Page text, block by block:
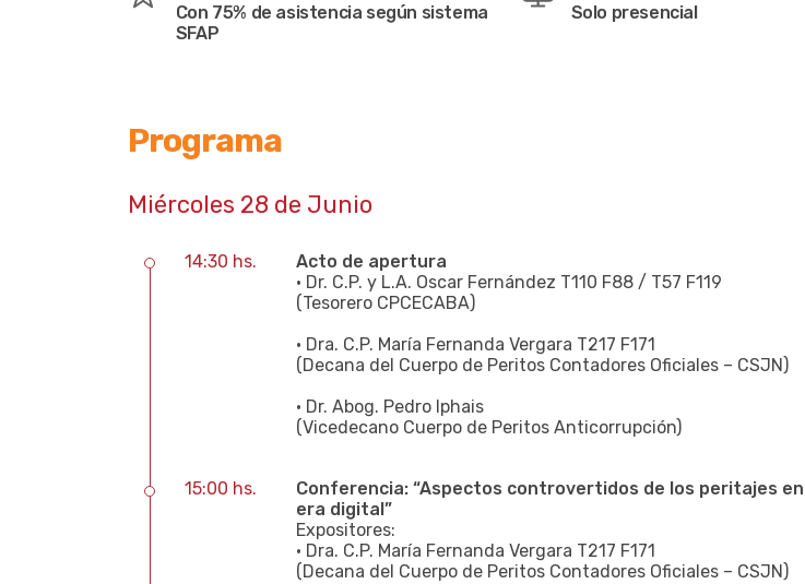
Con 75% de asistencia según sistema
SFAP
Solo presencial
Programa
Miércoles 28 de Junio
14:30 hs.
Acto de apertura
• Dr. C.P. y L.A. Oscar Fernández T110 F88 / T57 F119
(Tesorero CPCECABA)
• Dra. C.P. María Fernanda Vergara T217 F171
(Decana del Cuerpo de Peritos Contadores Oficiales – CSJN)
• Dr. Abog. Pedro Iphais
(Vicedecano Cuerpo de Peritos Anticorrupción)
15:00 hs.
Conferencia: “Aspectos controvertidos de los peritajes
era digital”
Expositores:
• Dra. C.P. María Fernanda Vergara T217 F171
(Decana del Cuerpo de Peritos Contadores Oficiales – CSJN)